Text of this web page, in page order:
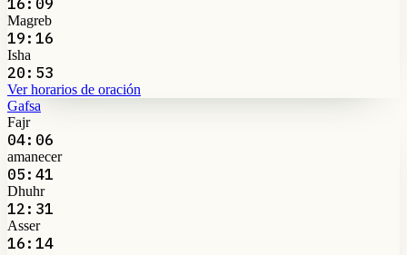
Magreb
19:16
Isha
20:53
Ver horarios de oración
Gafsa
Fajr
04:06
amanecer
05:41
Dhuhr
12:31
Asser
16:14